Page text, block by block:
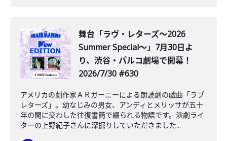
舞台「ラヴ・レターズ～2026
Summer Special～」7月30日よ
り、渋谷・パルコ劇場で開幕！
2026/7/30 #630
アメリカの劇作家ＡＲガーニーによる朗読劇の戯曲「ラブ
レターズ」。幼なじみの男女、アンディとメリッサが五十
年の間に交わした往復書簡で綴られる物語です。演劇ライ
ターの上野紀子さんに深掘りしていただきました...